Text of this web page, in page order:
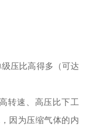
压比高得多（可达
转速、高压比下工
因为压缩气体的内